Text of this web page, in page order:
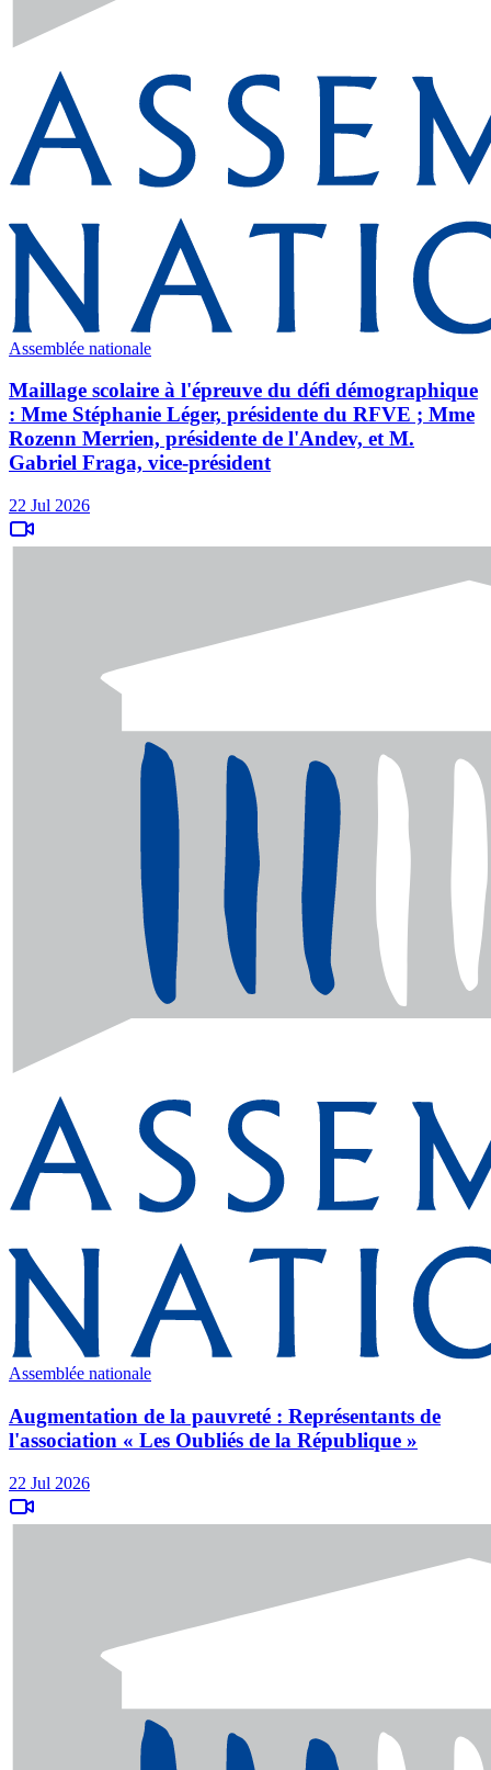
Assemblée nationale
Maillage scolaire à l'épreuve du défi démographique
: Mme Stéphanie Léger, présidente du RFVE ; Mme
Rozenn Merrien, présidente de l'Andev, et M.
Gabriel Fraga, vice-président
22 Jul 2026
Assemblée nationale
Augmentation de la pauvreté : Représentants de
l'association « Les Oubliés de la République »
22 Jul 2026